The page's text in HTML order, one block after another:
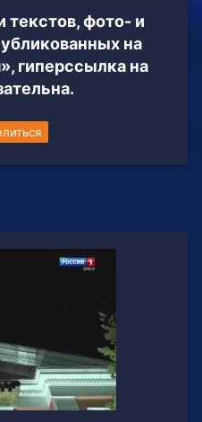
текстов, фото- и
на
гиперссылка на